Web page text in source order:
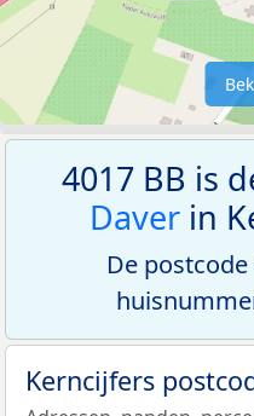
4017 BB is
Daver in
De
Kerncijfers